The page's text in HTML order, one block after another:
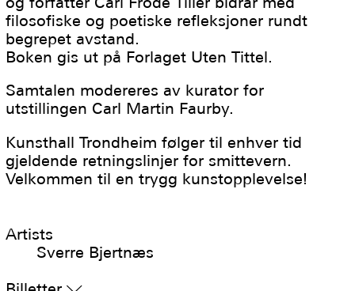
filosofiske og poetiske refleksjoner rundt
begrepet avstand.
Boken gis ut på Forlaget Uten Tittel.
Samtalen modereres av kurator for
utstillingen Carl Martin Faurby.
Kunsthall Trondheim følger til enhver tid
gjeldende retningslinjer for smittevern.
Velkommen til en trygg kunstopplevelse!
Artists
Sverre Bjertnæs